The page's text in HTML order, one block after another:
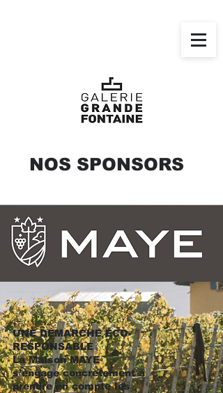
NOS SPONSORS
UNE DÉMARCHE ÉCO-
RESPONSABLE
La Maison MAYE
s’engage concrètement à
prendre en compte les